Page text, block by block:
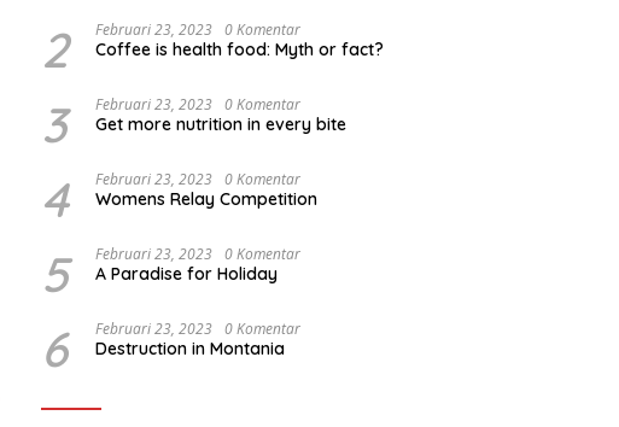
2 Februari 23, 2023 0 Komentar
Coffee is health food: Myth or fact?
3 Februari 23, 2023 0 Komentar
Get more nutrition in every bite
4 Februari 23, 2023 0 Komentar
Womens Relay Competition
5 Februari 23, 2023 0 Komentar
A Paradise for Holiday
6 Februari 23, 2023 0 Komentar
Destruction in Montania